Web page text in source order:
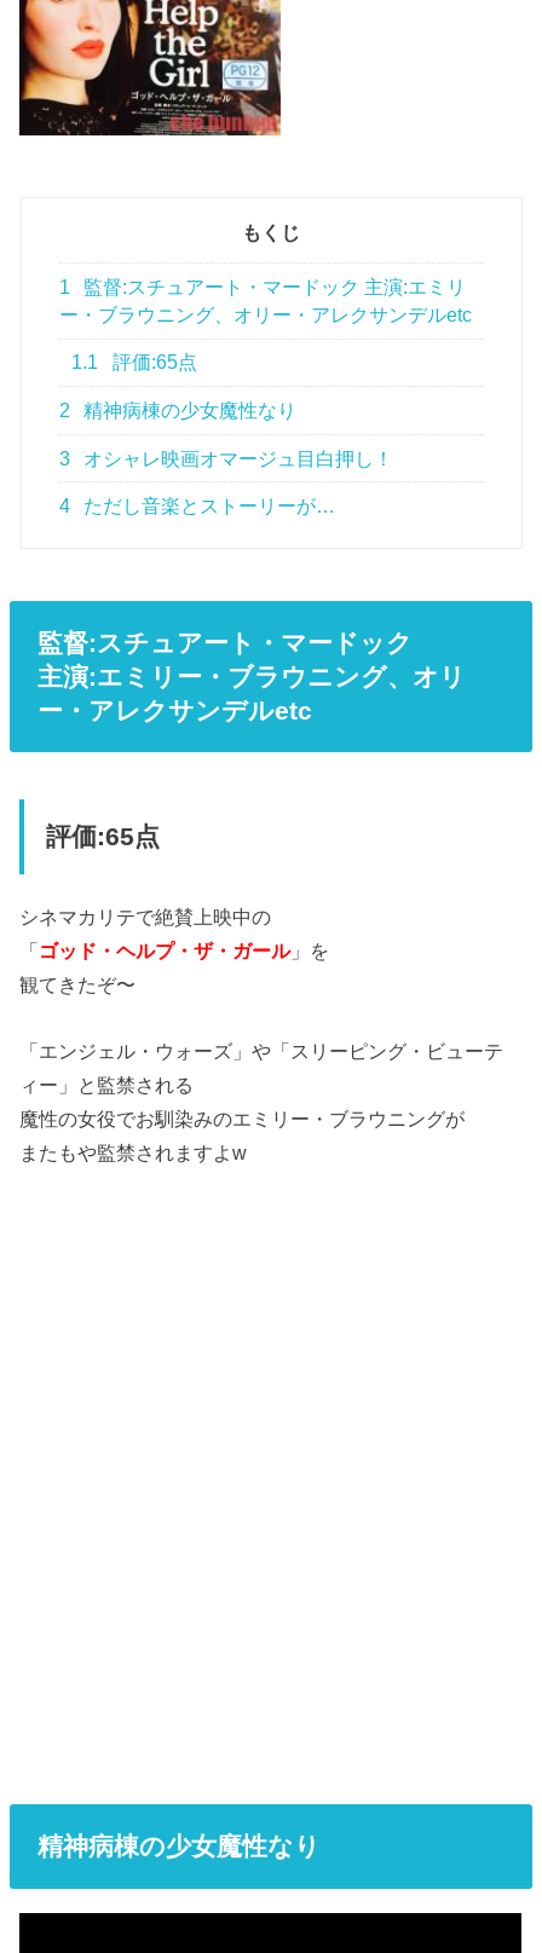
もくじ
1
監督:スチュアート・マードック 主演:エミリ
ー・ブラウニング、オリー・アレクサンデルetc
1.1 評価:65点
2 精神病棟の少女魔性なり
3 オシャレ映画オマージュ目白押し！
4 ただし音楽とストーリーが…
監督:スチュアート・マードック
主演:エミリー・ブラウニング、オリ
ー・アレクサンデルetc
評価:65点
シネマカリテで絶賛上映中の
「 ゴッド・ヘルプ・ザ・ガール」を
観てきたぞ〜
「エンジェル・ウォーズ」や「スリーピング・ビューテ
ィー」と監禁される
魔性の女役でお馴染みのエミリー・ブラウニングが
またもや監禁されますよw
精神病棟の少女魔性なり